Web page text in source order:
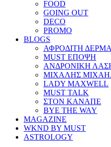
FOOD
GOING OUT
DECO
PROMO
BLOGS
ΑΦΡΟΔΙΤΗ
MUST ΕΠΟΨΗ
ΑΝΔΡΟΝΙΚΗ
ΜΙΧΑΛΗΣ
LADY MAXWELL
MUST TALK
ΣΤΟΝ ΚΑΝΑΠΕ
BYE THE WAY
MAGAZINE
WKND BY MUST
ASTROLOGY